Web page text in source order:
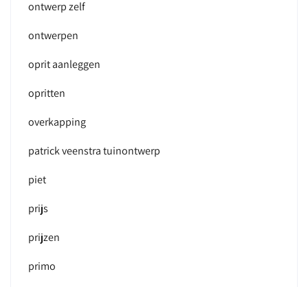
ontwerp zelf
ontwerpen
oprit aanleggen
opritten
overkapping
patrick veenstra tuinontwerp
piet
prijs
prijzen
primo